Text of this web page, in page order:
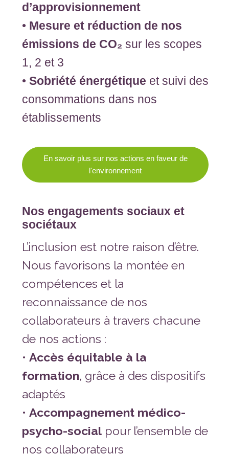
d’approvisionnement
• Mesure et réduction de nos
émissions de CO₂ sur les scopes
1, 2 et 3
• Sobriété énergétique et suivi des
consommations dans nos
établissements
En savoir plus sur nos actions en faveur de
l'environnement
Nos engagements sociaux et
sociétaux
L’inclusion est notre raison d’être.
Nous favorisons la montée en
compétences et la
reconnaissance de nos
collaborateurs à travers chacune
de nos actions :
• Accès équitable à la
formation, grâce à des dispositifs
adaptés
• Accompagnement médico-
psycho-social pour l’ensemble de
nos collaborateurs